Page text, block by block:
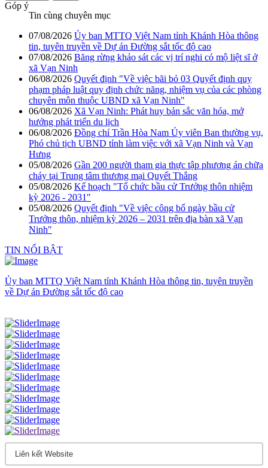
Góp ý
Tin cùng chuyên mục
07/08/2026 Ủy ban MTTQ Việt Nam tỉnh Khánh Hòa thông
tin, tuyên truyền về Dự án Đường sắt tốc độ cao
07/08/2026 Băng rừng khảo sát các vị trí nghi có mộ liệt sĩ ở
xã Vạn Ninh
06/08/2026 Quyết định "Về việc bãi bỏ 03 Quyết định quy
phạm pháp luật quy định chức năng, nhiệm vụ của các phòng
chuyên môn thuộc UBND xã Vạn Ninh"
06/08/2026 Xã Vạn Ninh: Phát huy bản sắc văn hóa, mở
hướng phát triển du lịch
06/08/2026 Đồng chí Trần Hòa Nam Ủy viên Ban thường vụ,
Phó chủ tịch UBND tỉnh làm việc với xã Vạn Ninh và Vạn
Hưng
05/08/2026 Gần 200 người tham gia thực tập phương án chữa
cháy tại Trung tâm thương mại Quyết Thắng
05/08/2026 Kế hoạch "Tổ chức bầu cử Trưởng thôn nhiệm
kỳ 2026 - 2031"
05/08/2026 Quyết định "Về việc công bố ngày bầu cử
Trưởng thôn, nhiệm kỳ 2026 – 2031 trên địa bàn xã Vạn
Ninh"
TIN NỔI BẬT
Ủy ban MTTQ Việt Nam tỉnh Khánh Hòa thông tin, tuyên truyền
về Dự án Đường sắt tốc độ cao